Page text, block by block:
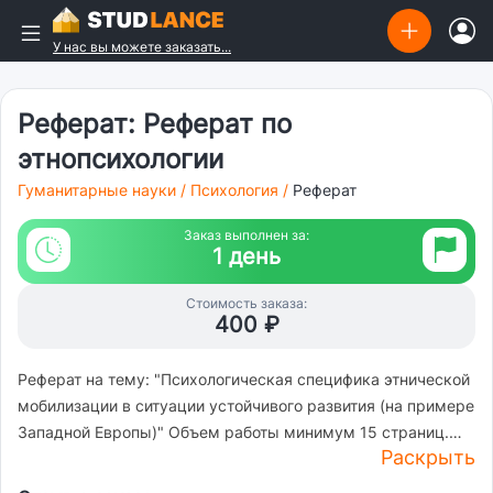
У нас вы можете заказать...
Реферат: Реферат по
этнопсихологии
Гуманитарные науки / Психология / Реферат
Заказ выполнен за:
1 день
Стоимость заказа:
400 ₽
Реферат на тему: "Психологическая специфика этнической
мобилизации в ситуации устойчивого развития (на примере
Западной Европы)" Объем работы минимум 15 страниц.
Поля: верхнее, нижнее - 2 см, левое - 3 см, правое - 1,5 см.
Раскрыть